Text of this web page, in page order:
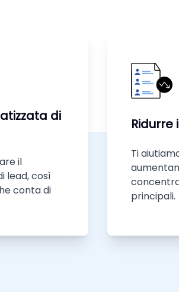
di
il
lead, così
conta di
Ti
principali.